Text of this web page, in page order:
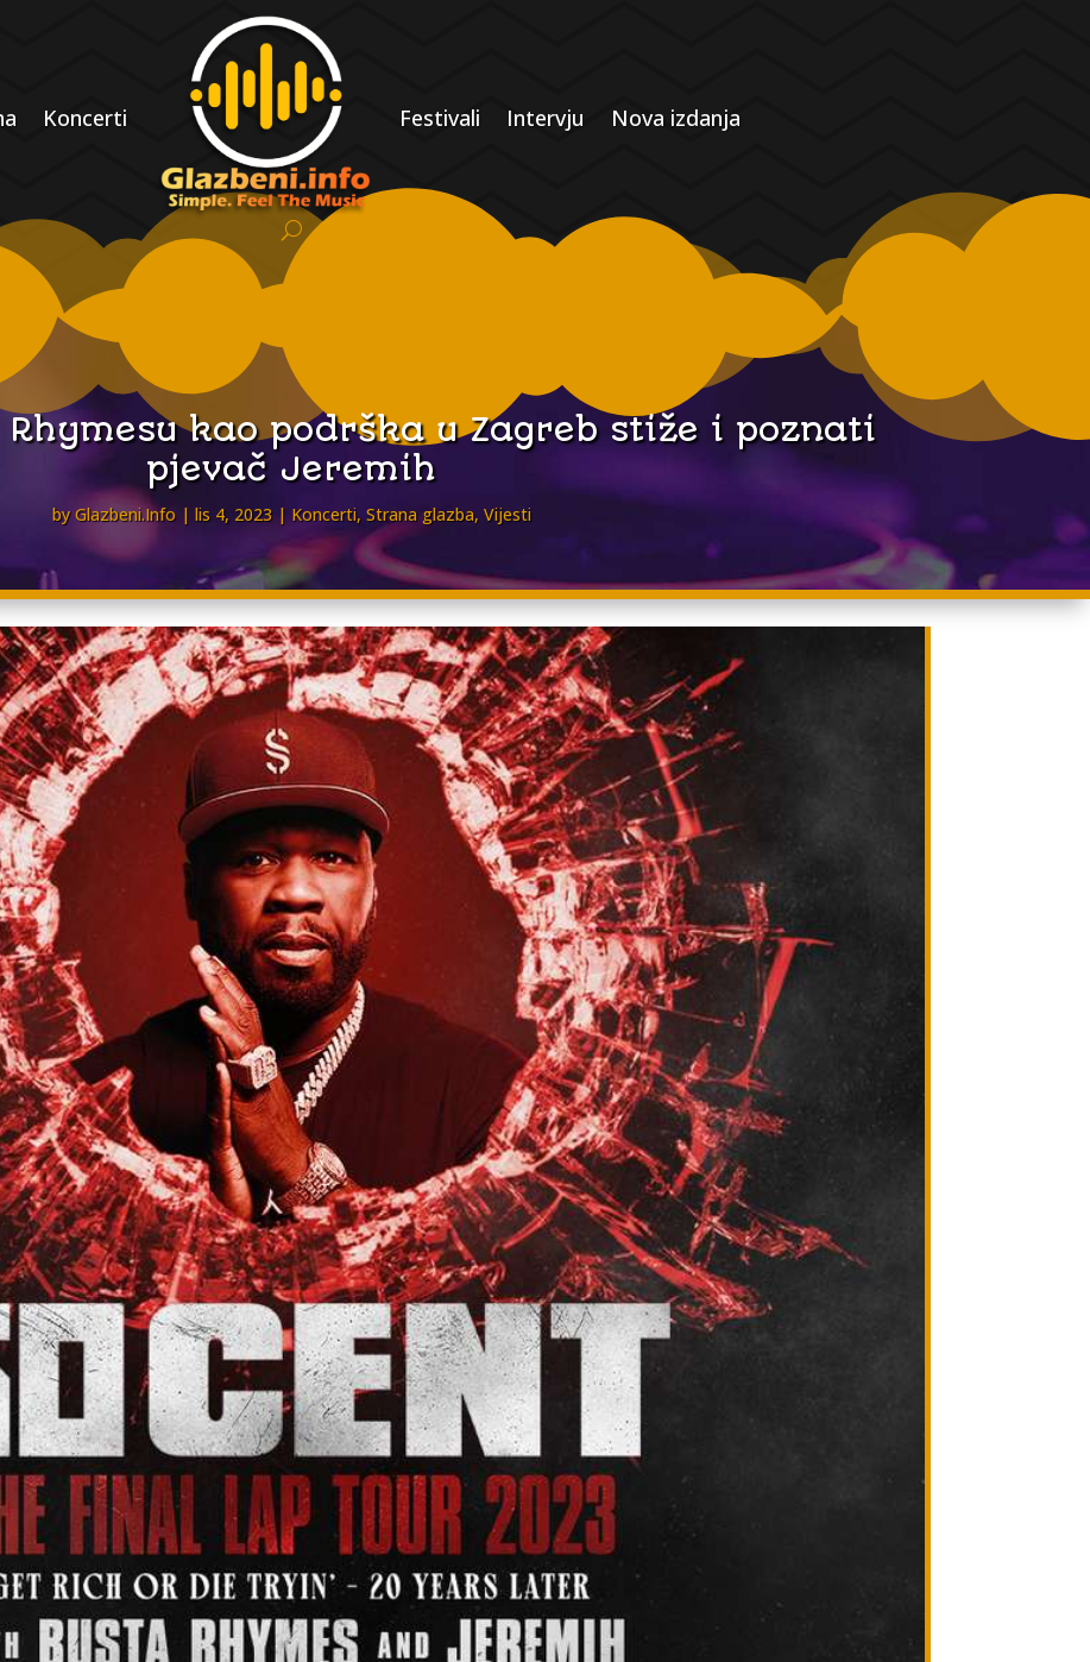
Koncerti Festivali Intervju Nova izdanja
kao podrška u Zagreb stiže i poznati
pjevač Jeremih
byGlazbeni.Info lis 4, 2023 Koncerti, Strana glazba, Vijesti